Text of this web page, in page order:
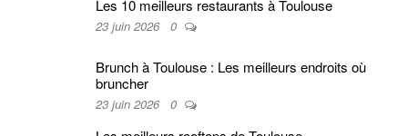
Les 10 meilleurs restaurants à Toulouse
23 juin 2026 0
Brunch à Toulouse : Les meilleurs endroits où
bruncher
23 juin 2026 0